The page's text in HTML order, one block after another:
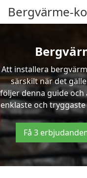
Bergvärme-
Att installera
särskilt när det
följer denna guide
enklaste och
Få 3